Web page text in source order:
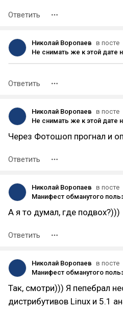
Ответить
Николай Воропаев в посте
Ответить
Николай Воропаев в посте
Через Фотошоп прогнал и
Ответить
Николай Воропаев в посте
А я то думал, где подвох?)))
Ответить
Николай Воропаев в посте
Так, смотри))) Я пепебрал
дистрибутивов Linux и 5.1